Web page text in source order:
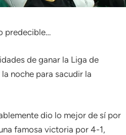
predecible…
de ganar la Liga de
noche para sacudir la
dio lo mejor de sí por
famosa victoria por 4-1,